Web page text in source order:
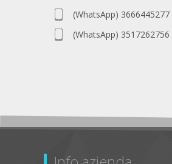
(WhatsApp) 3666445277
(WhatsApp) 3517262756